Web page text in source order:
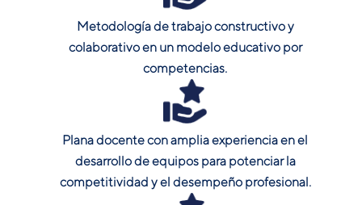
Metodología de trabajo constructivo y
colaborativo en un modelo educativo por
competencias.
Plana docente con amplia experiencia en el
desarrollo de equipos para potenciar la
competitividad y el desempeño profesional.